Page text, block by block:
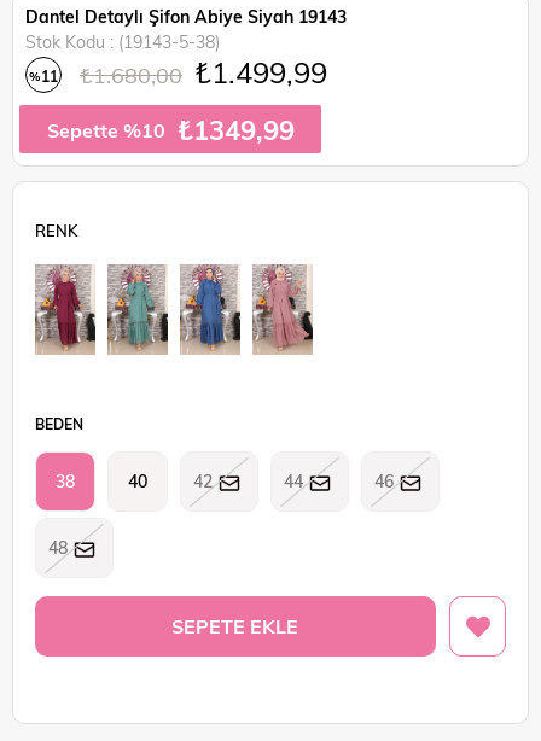
Dantel Detaylı Şifon Abiye Siyah 19143
Stok Kodu
(19143-5-38)
%11 ₺1.680,00 ₺1.499,99
Sepette %10 ₺1349,99
BEDEN
38 40 42 44 46
48